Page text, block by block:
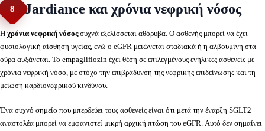
8 Jardiance και χρόνια νεφρική νόσος
Η χρόνια νεφρική νόσοςσυχνά εξελίσσεται αθόρυβα. Ο ασθενής μπορεί να έχει
φυσιολογική αίσθηση υγείας, ενώ ο eGFR μειώνεται σταδιακά ή η αλβουμίνη στα
ούρα αυξάνεται. Το empagliflozin έχει θέση σε επιλεγμένους ενήλικες ασθενείς με
χρόνια νεφρική νόσο, με στόχο την επιβράδυνση της νεφρικής επιδείνωσης και τη
μείωση καρδιονεφρικού κινδύνου.
Ένα συχνό σημείο που μπερδεύει τους ασθενείς είναι ότι μετά την έναρξη SGLT2
αναστολέα μπορεί να εμφανιστεί μικρή αρχική πτώση του eGFR. Αυτό δεν σημαίνει